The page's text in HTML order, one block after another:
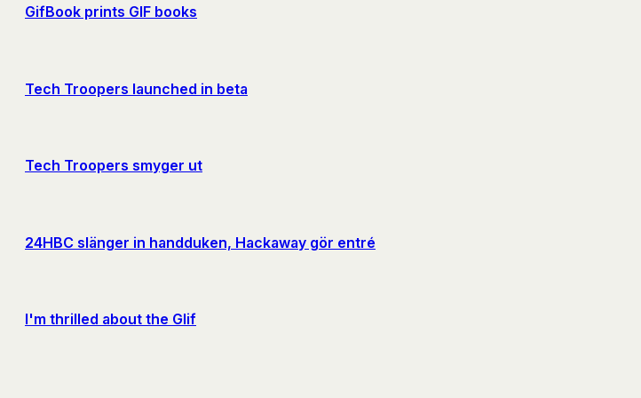
GifBook prints GIF books
Tech Troopers launched in beta
Tech Troopers smyger ut
24HBC slänger in handduken, Hackaway gör entré
I'm thrilled about the Glif